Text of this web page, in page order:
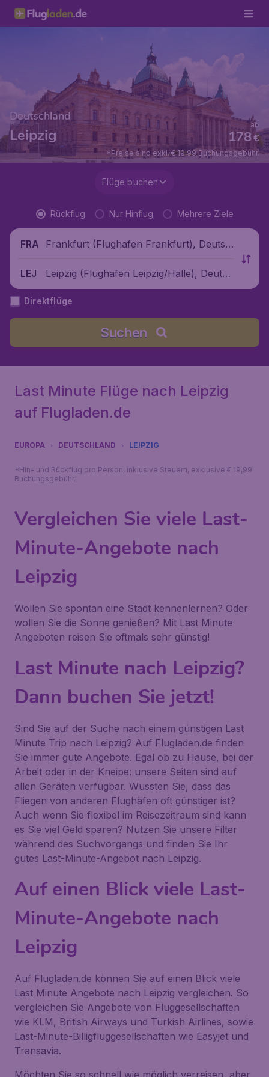
Deutschland
Leipzig €
178
ab
*Preise sind exkl. € 19,99 Buchungsgebühr.
Flüge buchen
Rückflug Nur Hinflug Mehrere Ziele
FRA
Frankfurt (Flughafen Frankfurt), Deutsc
LEJ
Leipzig (Flughafen Leipzig/Halle), Deutsc
hland
Direktflüge
Suchen
Last Minute Flüge nach Leipzig
auf Flugladen.de
EUROPA DEUTSCHLAND LEIPZIG
*Hin- und Rückflug pro Person, inklusive Steuern, exklusive € 19,99
Buchungsgebühr.
Vergleichen Sie viele Last-
Minute-Angebote nach
Leipzig
Wollen Sie spontan eine Stadt kennenlernen? Oder
wollen Sie die Sonne genießen? Mit Last Minute
Angeboten reisen Sie oftmals sehr günstig!
Last Minute nach Leipzig?
Dann buchen Sie jetzt!
Sind Sie auf der Suche nach einem günstigen Last
Minute Trip nach Leipzig? Auf Flugladen.de finden
Sie immer gute Angebote. Egal ob zu Hause, bei der
Arbeit oder in der Kneipe: unsere Seiten sind auf
allen Geräten verfügbar. Wussten Sie, dass das
Fliegen von anderen Flughäfen oft günstiger ist?
Auch wenn Sie flexibel im Reisezeitraum sind kann
es Sie viel Geld sparen? Nutzen Sie unsere Filter
während des Suchvorgangs und finden Sie Ihr
gutes Last-Minute-Angebot nach Leipzig.
Auf einen Blick viele Last-
Minute-Angebote nach
Leipzig
Auf Flugladen.de können Sie auf einen Blick viele
Last Minute Angebote nach Leipzig vergleichen. So
vergleichen Sie Angebote von Fluggesellschaften
wie KLM, British Airways und Turkish Airlines, sowie
Last-Minute-Billigfluggesellschaften wie Easyjet und
Transavia.
Möchten Sie so schnell wie möglich verreisen, aber